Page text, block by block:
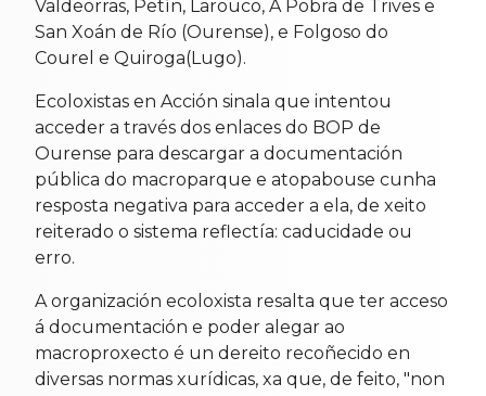
Valdeorras, Petín, Larouco, A Pobra de Trives e
San Xoán de Río (Ourense), e Folgoso do
Courel e Quiroga(Lugo).
Ecoloxistas en Acción sinala que intentou
acceder a través dos enlaces do BOP de
Ourense para descargar a documentación
pública do macroparque e atopabouse cunha
resposta negativa para acceder a ela, de xeito
reiterado o sistema reflectía: caducidade ou
erro.
A organización ecoloxista resalta que ter acceso
á documentación e poder alegar ao
macroproxecto é un dereito recoñecido en
diversas normas xurídicas, xa que, de feito, "non